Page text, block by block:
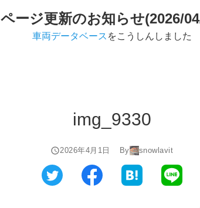
ページ更新のお知らせ(2026/
車両データベース をこうしんしました
img_9330
2026年4月1日 By snowlavit